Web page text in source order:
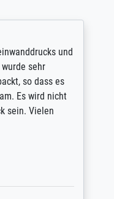
und
sehr
so dass es
Es wird nicht
Vielen